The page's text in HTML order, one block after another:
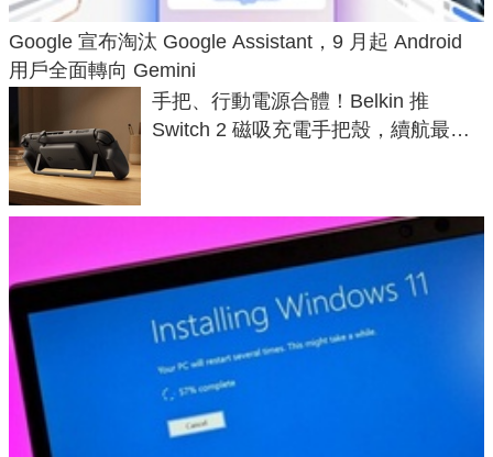
Google 宣布淘汰 Google Assistant，9 月起 Android
用戶全面轉向 Gemini
手把、行動電源合體！Belkin 推
Switch 2 磁吸充電手把殼，續航最高